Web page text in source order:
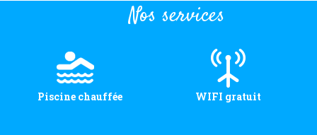
Nos services
Piscine chauffée WIFI gratuit